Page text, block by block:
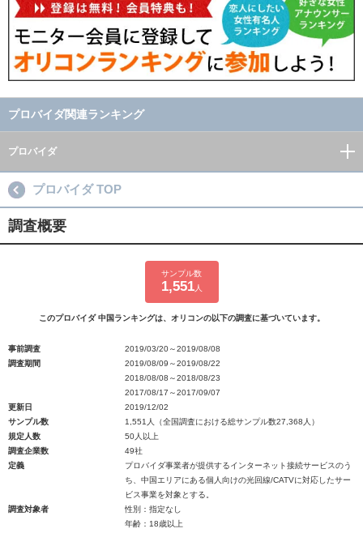
プロバイダ関連ランキング
プロバイダ
プロバイダ TOP
調査概要
サンプル数
1,551人
このプロバイダ 中国ランキングは、オリコンの以下の調査に基づいています。
事前調査
2019/03/20～2019/08/08
調査期間
2019/08/09～2019/08/22
2018/08/08～2018/08/23
2017/08/17～2017/09/07
更新日
2019/12/02
サンプル数
1,551人（全国調査における総サンプル数27,368人）
規定人数
50人以上
調査企業数
49社
定義
プロバイダ事業者が提供するインターネット接続サービスのう
ち、中国エリアにある個人向けの光回線/CATVに対応したサー
ビス事業を対象とする。
調査対象者
性別：指定なし
年齢：18歳以上